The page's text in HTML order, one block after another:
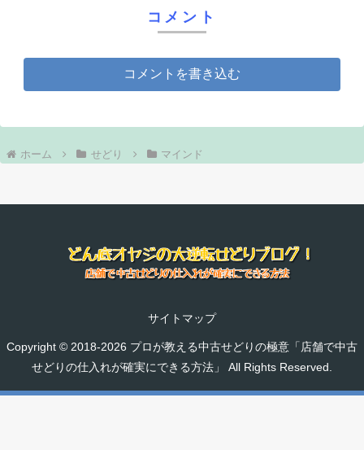
コメント
コメントを書き込む
ホーム せどり マインド
サイトマップ
Copyright © 2018-2026 プロが教える中古せどりの極意「店舗で中古
せどりの仕入れが確実にできる方法」 All Rights Reserved.